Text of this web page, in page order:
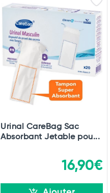
Urinal CareBag Sac
Absorbant Jetable pou...
16,90€